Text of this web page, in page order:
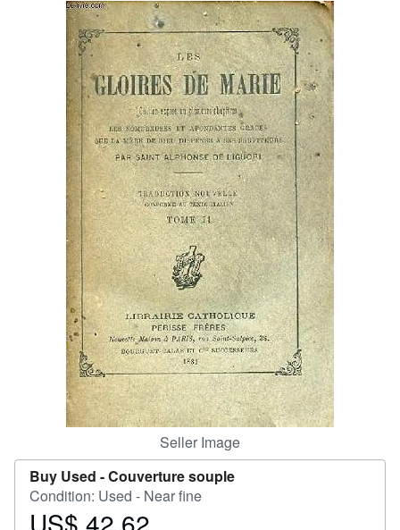
Art & Collectibles
Textbooks
Start Selling
CLOSE
Seller Image
Buy Used -Couverture souple
Condition: Used - Near fine
Price
US$ 42.62